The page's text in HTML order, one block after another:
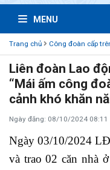
MENU
Trang chủ Công đoàn cấp
Liên đoàn Lao
“Mái ấm công
cảnh khó khăn
Ngày đăng: 08/10/2024 08:11
Ngày 03/10/2024
và trao 02 căn nhà